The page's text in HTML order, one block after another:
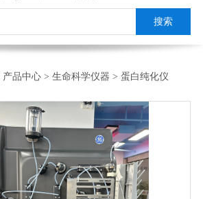
产品中心> 生命科学仪器 > 蛋白纯化仪